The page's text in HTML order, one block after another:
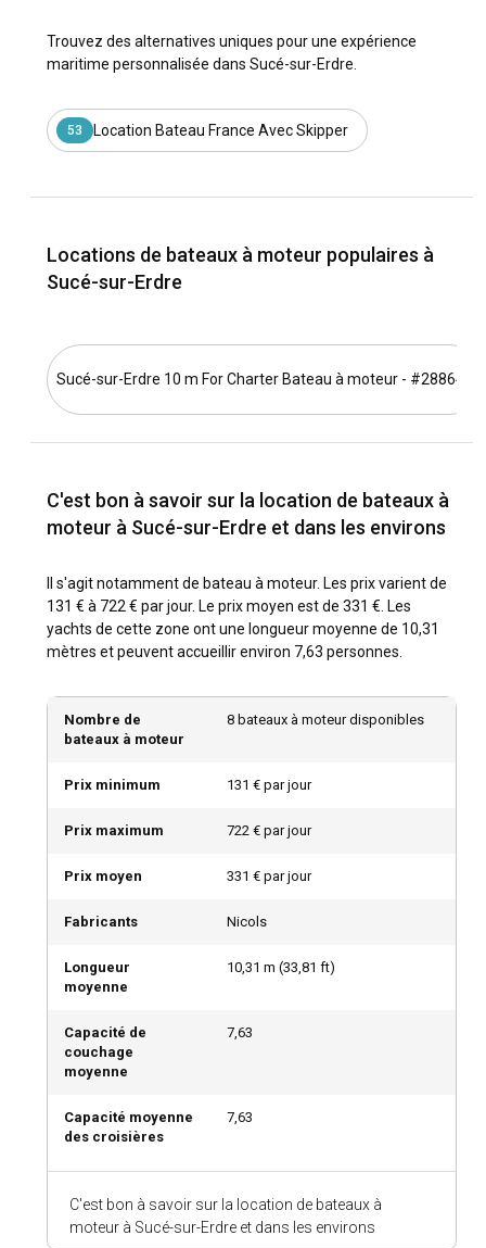
Trouvez des alternatives uniques pour une expérience
maritime personnalisée dans Sucé-sur-Erdre.
53 Location Bateau France Avec Skipper
Locations de bateaux à moteur populaires à
Sucé-sur-Erdre
Sucé-sur-Erdre 10 m For Charter Bateau à moteur - #28864
C'est bon à savoir sur la location de bateaux à
moteur à Sucé-sur-Erdre et dans les environs
Il s'agit notamment de bateau à moteur. Les prix varient de
131 € à 722 € par jour. Le prix moyen est de 331 €. Les
yachts de cette zone ont une longueur moyenne de 10,31
mètres et peuvent accueillir environ 7,63 personnes.
C'est bon à savoir sur la location de bateaux à
moteur à Sucé-sur-Erdre et dans les environs
Nombre de
bateaux à moteur
8 bateaux à moteur disponibles
Prix minimum 131 € par jour
Prix maximum 722 € par jour
Prix moyen 331 € par jour
Fabricants Nicols
Longueur
moyenne
10,31 m (33,81 ft)
Capacité de
couchage
moyenne
7,63
Capacité moyenne
des croisières
7,63